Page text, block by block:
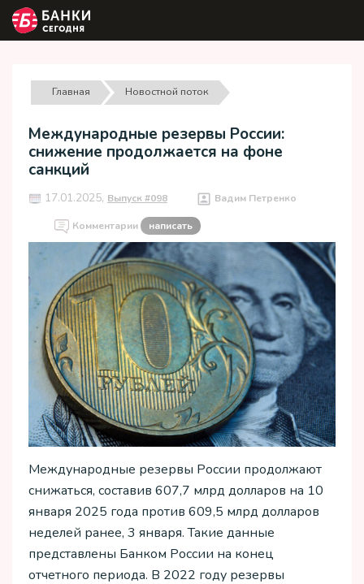
Главная Новостной поток
Международные резервы России:
снижение продолжается на фоне
санкций
17.01.2025, Выпуск #098 Вадим Петренко
Комментарии написать
Международные резервы России продолжают
снижаться, составив 607,7 млрд долларов на 10
января 2025 года против 609,5 млрд долларов
неделей ранее, 3 января. Такие данные
представлены Банком России на конец
отчетного периода. В 2022 году резервы